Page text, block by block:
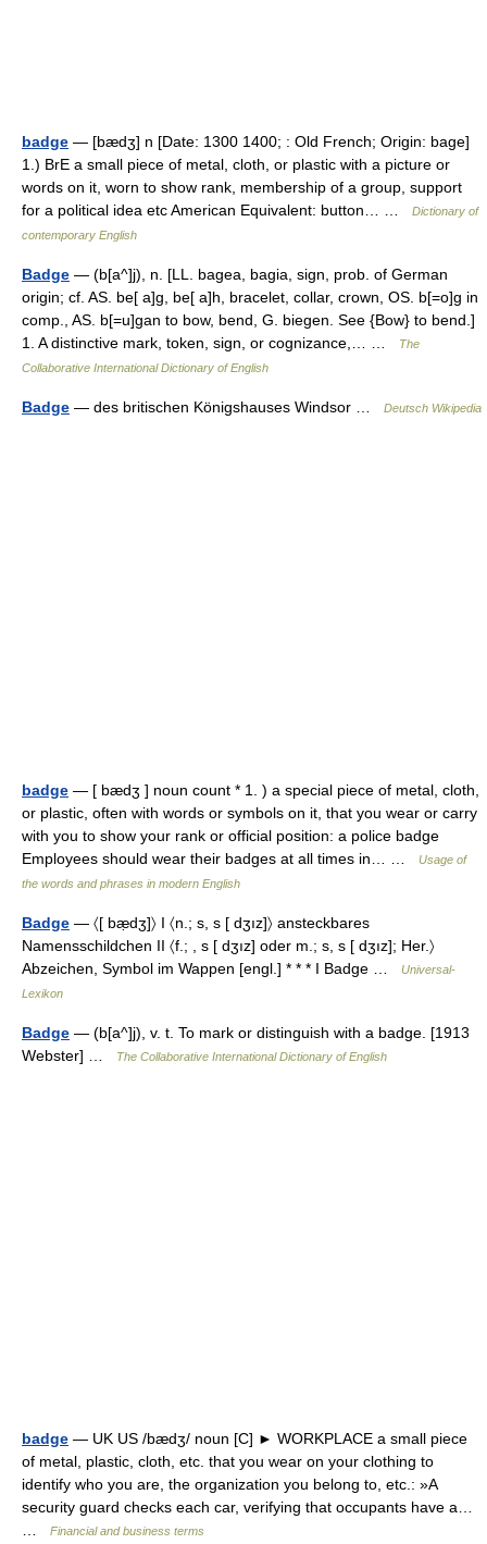
badge — [bædʒ] n [Date: 1300 1400; : Old French; Origin: bage]
1.) BrE a small piece of metal, cloth, or plastic with a picture or
words on it, worn to show rank, membership of a group, support
for a political idea etc American Equivalent: button… …
Dictionary of
contemporary English
Badge — (b[a^]j), n. [LL. bagea, bagia, sign, prob. of German
origin; cf. AS. be[ a]g, be[ a]h, bracelet, collar, crown, OS. b[=o]g in
comp., AS. b[=u]gan to bow, bend, G. biegen. See {Bow} to bend.]
1. A distinctive mark, token, sign, or cognizance,… …
The
Collaborative International Dictionary of English
Badge — des britischen Königshauses Windsor … Deutsch Wikipedia
badge — [ bædʒ ] noun count * 1. ) a special piece of metal, cloth,
or plastic, often with words or symbols on it, that you wear or carry
with you to show your rank or official position: a police badge
Employees should wear their badges at all times in… …
Usage of
the words and phrases in modern English
Badge — 〈[ bæ̣dʒ]〉 I 〈n.; s, s [ dʒız]〉 ansteckbares
Namensschildchen II 〈f.; , s [ dʒız] oder m.; s, s [ dʒız]; Her.〉
Abzeichen, Symbol im Wappen [engl.] * * * I Badge …
Universal-
Lexikon
Badge — (b[a^]j), v. t. To mark or distinguish with a badge. [1913
Webster] …
The Collaborative International Dictionary of English
badge — UK US /bædʒ/ noun [C] ► WORKPLACE a small piece
of metal, plastic, cloth, etc. that you wear on your clothing to
identify who you are, the organization you belong to, etc.: »A
security guard checks each car, verifying that occupants have a…
Financial and business terms